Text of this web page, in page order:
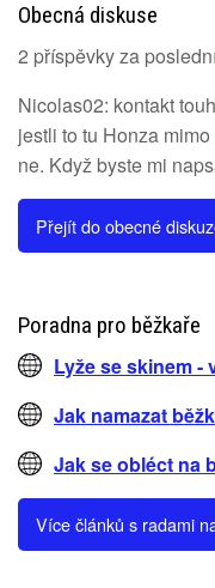
Obecná diskuse
2 příspěvky za
Nicolas02: kontakt
jestli to tu Honza
ne. Když byste mi
Přejít do obecné
Poradna pro běžkaře
Lyže se skinem
Jak namazat
Jak se obléct na
Více článků s radami